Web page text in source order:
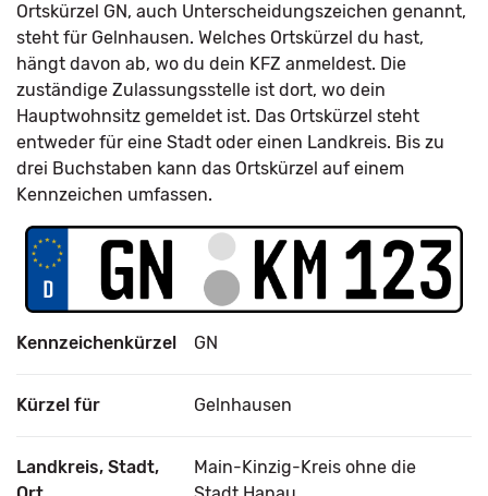
Ortskürzel GN, auch Unterscheidungszeichen genannt,
steht für Gelnhausen. Welches Ortskürzel du hast,
hängt davon ab, wo du dein KFZ anmeldest. Die
zuständige Zulassungsstelle ist dort, wo dein
Hauptwohnsitz gemeldet ist. Das Ortskürzel steht
entweder für eine Stadt oder einen Landkreis. Bis zu
drei Buchstaben kann das Ortskürzel auf einem
Kennzeichen umfassen.
Kennzeichenkürzel GN
Kürzel für Gelnhausen
Landkreis, Stadt,
Main-Kinzig-Kreis ohne die